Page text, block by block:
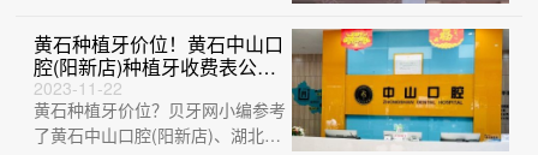
腔医院(大···
黄石种植牙价位！黄石中山口
腔(阳新店)种植牙收费表公
布，瑞典诺贝尔CC种植牙：
8431元起/颗！
2023-11-22
黄石种植牙价位？贝牙网小编参考
了黄石中山口腔(阳新店)、湖北平